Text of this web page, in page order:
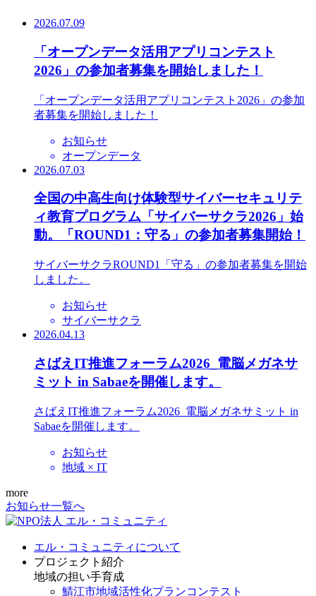
2026.07.09
「オープンデータ活用アプリコンテスト
2026」の参加者募集を開始しました！
「オープンデータ活用アプリコンテスト2026」の参加
者募集を開始しました！
お知らせ
オープンデータ
2026.07.03
全国の中高生向け体験型サイバーセキュリテ
ィ教育プログラム「サイバーサクラ2026」始
動。「ROUND1：守る」の参加者募集開始！
サイバーサクラROUND1「守る」の参加者募集を開始
しました。
お知らせ
サイバーサクラ
2026.04.13
さばえIT推進フォーラム2026_電脳メガネサ
ミット in Sabaeを開催します。
さばえIT推進フォーラム2026_電脳メガネサミット in
Sabaeを開催します。
お知らせ
地域 × IT
more
お知らせ一覧へ
エル・コミュニティについて
プロジェクト紹介
地域の担い手育成
鯖江市地域活性化プランコンテスト